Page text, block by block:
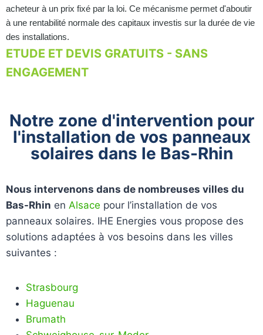
acheteur à un prix fixé par la loi. Ce mécanisme permet d'aboutir
à une rentabilité normale des capitaux investis sur la durée de vie
des installations.
ETUDE ET DEVIS GRATUITS - SANS
ENGAGEMENT
Notre zone d'intervention pour
l'installation de vos panneaux
solaires dans le Bas-Rhin
Nous intervenons dans de nombreuses villes du
Bas-Rhin en Alsace pour l’installation de vos
panneaux solaires. IHE Energies vous propose des
solutions adaptées à vos besoins dans les villes
suivantes :
Strasbourg
Haguenau
Brumath